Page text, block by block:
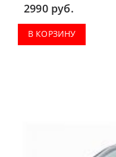
2990 руб.
В КОРЗИНУ